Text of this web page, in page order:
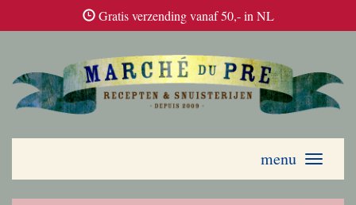
Gratis verzending vanaf 50,- in NL
Toggle
menu